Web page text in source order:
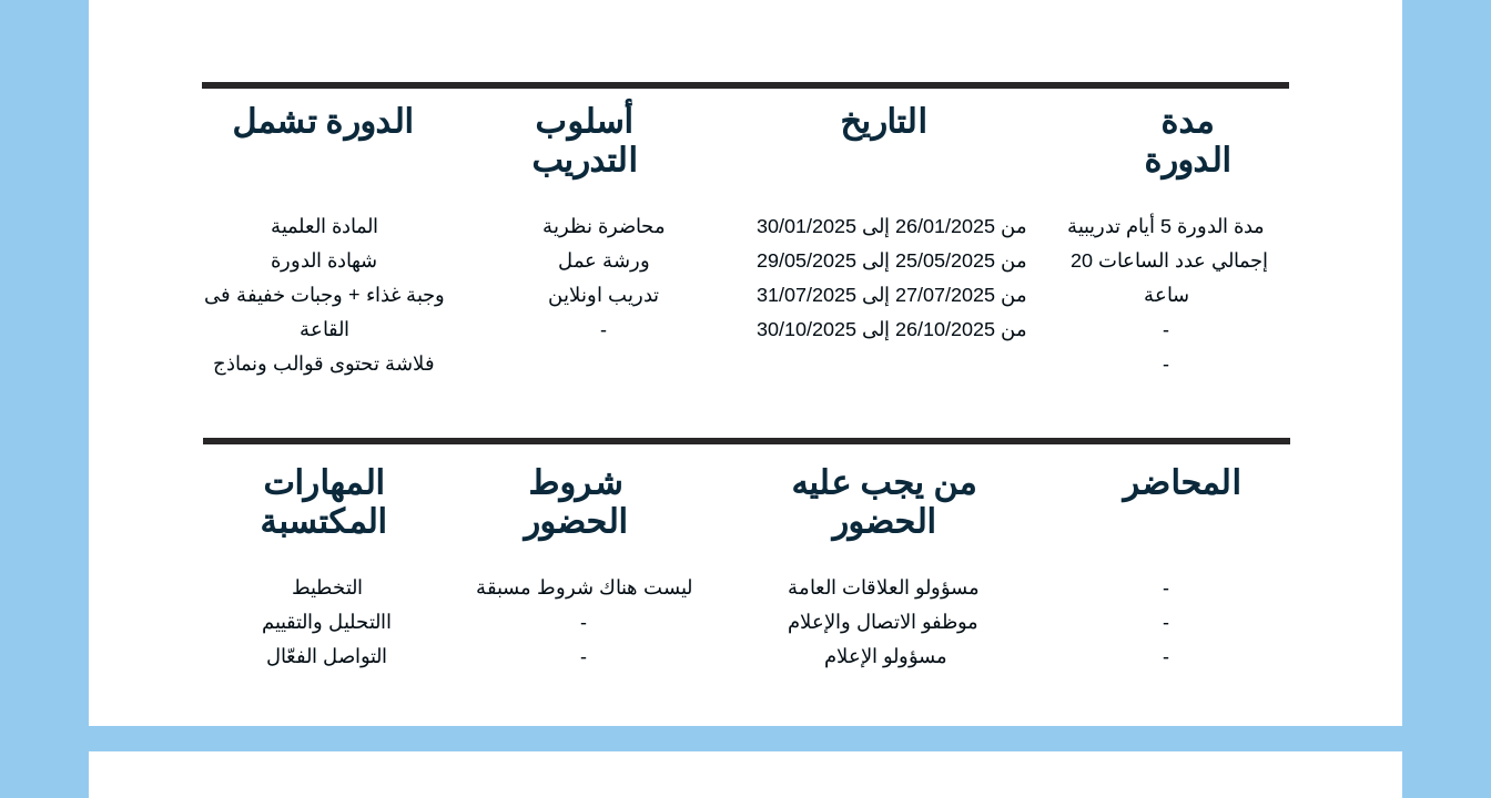
الدورة تشمل
المادة العلمية
شهادة الدورة
وجبة غذاء + وجبات خفيفة فى
القاعة
فلاشة تحتوى قوالب ونماذج
أسلوب
التدريب
محاضرة نظرية
ورشة عمل
تدريب اونلاين
-
التاريخ
من 26/01/2025 إلى 30/01/2025
من 25/05/2025 إلى 29/05/2025
من 27/07/2025 إلى 31/07/2025
من 26/10/2025 إلى 30/10/2025
مدة
الدورة
مدة الدورة 5 أيام تدريبية
ساعة
-
-
المهارات
المكتسبة
التخطيط
االتحليل والتقييم
التواصل الفعّال
شروط
الحضور
ليست هناك شروط مسبقة
-
-
من يجب عليه
الحضور
مسؤولو العلاقات العامة
موظفو الاتصال والإعلام
مسؤولو الإعلام
المحاضر
-
-
-